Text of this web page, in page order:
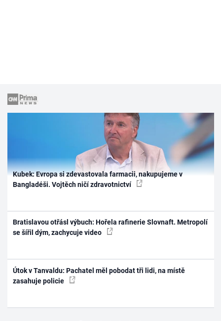
Kubek: Evropa si zdevastovala farmacii, nakupujeme v
Bangladéši. Vojtěch ničí zdravotnictví
Bratislavou otřásl výbuch: Hořela rafinerie Slovnaft. Metropolí
se šířil dým, zachycuje video
Útok v Tanvaldu: Pachatel měl pobodat tři lidi, na místě
zasahuje policie